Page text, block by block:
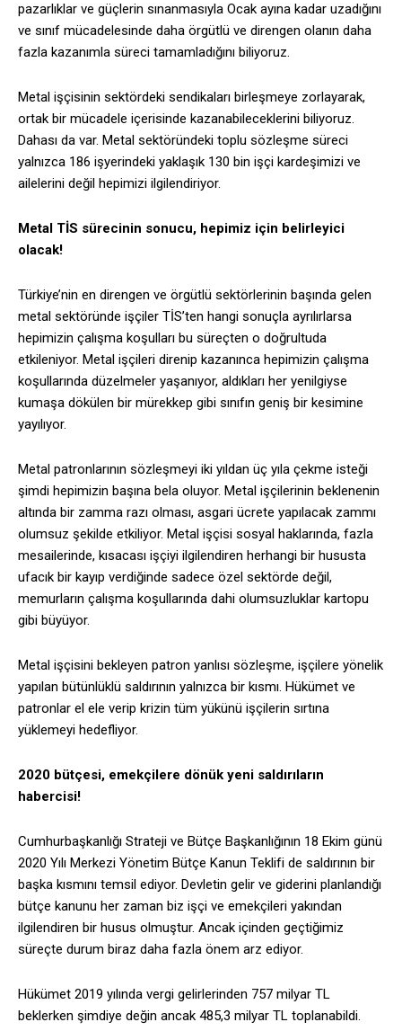
pazarlıklar ve güçlerin sınanmasıyla Ocak ayına kadar uzadığını
ve sınıf mücadelesinde daha örgütlü ve direngen olanın daha
fazla kazanımla süreci tamamladığını biliyoruz.
Metal işçisinin sektördeki sendikaları birleşmeye zorlayarak,
ortak bir mücadele içerisinde kazanabileceklerini biliyoruz.
Dahası da var. Metal sektöründeki toplu sözleşme süreci
yalnızca 186 işyerindeki yaklaşık 130 bin işçi kardeşimizi ve
ailelerini değil hepimizi ilgilendiriyor.
Metal TİS sürecinin sonucu, hepimiz için belirleyici
olacak!
Türkiye’nin en direngen ve örgütlü sektörlerinin başında gelen
metal sektöründe işçiler TİS’ten hangi sonuçla ayrılırlarsa
hepimizin çalışma koşulları bu süreçten o doğrultuda
etkileniyor. Metal işçileri direnip kazanınca hepimizin çalışma
koşullarında düzelmeler yaşanıyor, aldıkları her yenilgiyse
kumaşa dökülen bir mürekkep gibi sınıfın geniş bir kesimine
yayılıyor.
Metal patronlarının sözleşmeyi iki yıldan üç yıla çekme isteği
şimdi hepimizin başına bela oluyor. Metal işçilerinin beklenenin
altında bir zamma razı olması, asgari ücrete yapılacak zammı
olumsuz şekilde etkiliyor. Metal işçisi sosyal haklarında, fazla
mesailerinde, kısacası işçiyi ilgilendiren herhangi bir hususta
ufacık bir kayıp verdiğinde sadece özel sektörde değil,
memurların çalışma koşullarında dahi olumsuzluklar kartopu
gibi büyüyor.
Metal işçisini bekleyen patron yanlısı sözleşme, işçilere yönelik
yapılan bütünlüklü saldırının yalnızca bir kısmı. Hükümet ve
patronlar el ele verip krizin tüm yükünü işçilerin sırtına
yüklemeyi hedefliyor.
2020 bütçesi, emekçilere dönük yeni saldırıların
habercisi!
Cumhurbaşkanlığı Strateji ve Bütçe Başkanlığının 18 Ekim günü
2020 Yılı Merkezi Yönetim Bütçe Kanun Teklifi de saldırının bir
başka kısmını temsil ediyor. Devletin gelir ve giderini planlandığı
bütçe kanunu her zaman biz işçi ve emekçileri yakından
ilgilendiren bir husus olmuştur. Ancak içinden geçtiğimiz
süreçte durum biraz daha fazla önem arz ediyor.
Hükümet 2019 yılında vergi gelirlerinden 757 milyar TL
beklerken şimdiye değin ancak 485,3 milyar TL toplanabildi.